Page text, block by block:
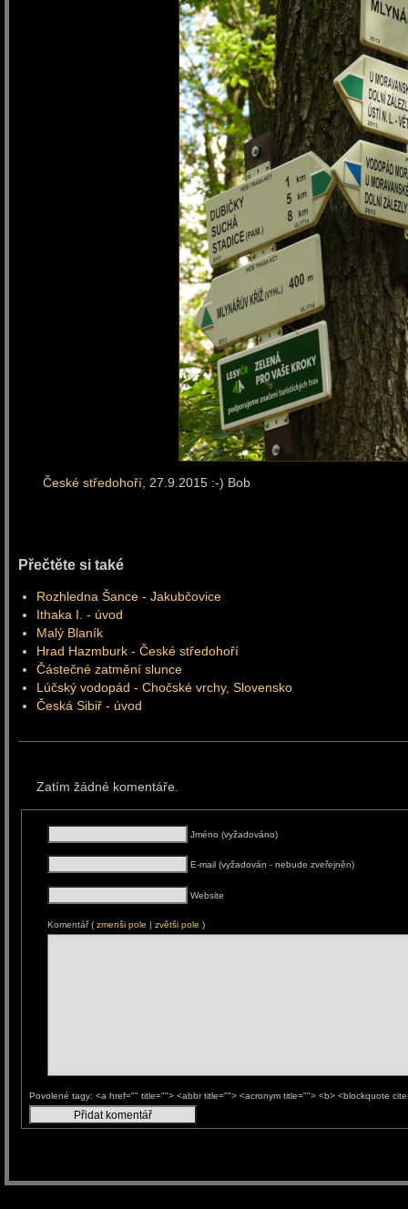
České středohoří, 27.9.2015 :-) Bob
Přečtěte si také
Rozhledna Šance - Jakubčovice
Ithaka I. - úvod
Malý Blaník
Hrad Hazmburk - České středohoří
Částečné zatmění slunce
Lúčský vodopád - Chočské vrchy, Slovensko
Česká Sibiř - úvod
Zatím žádné komentáře.
Jméno (vyžadováno)
E-mail (vyžadován - nebude zveřejněn)
Website
Komentář ( zmenši pole | zvětši pole )
Povolené tagy: <a href="" title=""> <abbr title=""> <acronym title=""> <b> <blockquote